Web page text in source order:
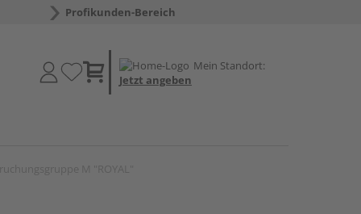
Profikunden-Bereich
Mein Standort:
Jetzt angeben